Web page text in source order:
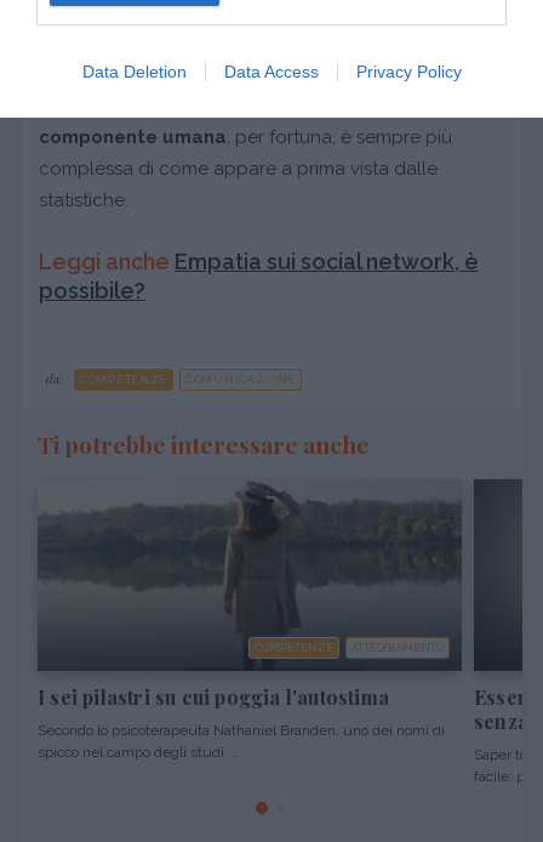
Data Deletion Data Access Privacy Policy
sogno… In barba a tutti gli algoritmi e le previsioni di
informazioni che veicoliamo, ma anche a non credere
componente umana , per fortuna, è sempre più
complessa di come appare a prima vista dalle
statistiche.
Leggi anche Empatia sui social network, è
possibile?
da: COMPETENZE COMUNICAZIONE
Ti potrebbe interessare anche
COMPETENZE ATTEGGIAMENTO
I sei pilastri su cui poggia l'autostima
Secondo lo psicoterapeuta Nathaniel Branden, uno dei nomi di
spicco nel campo degli studi ...
senza
Saper
facile: per